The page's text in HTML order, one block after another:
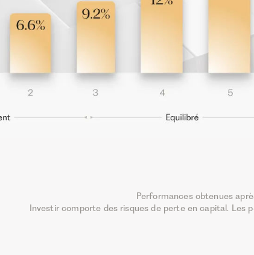
Performances obtenues
Investir comporte des risques de perte en capital.